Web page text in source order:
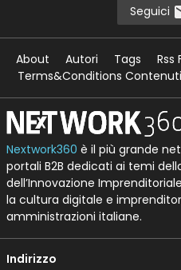
Seguici
About Autori Tags Rss
Terms&Conditions
Nextwork360 è il più grande
portali B2B dedicati ai temi
dell’Innovazione
la cultura digitale e
amministrazioni italiane.
Indirizzo